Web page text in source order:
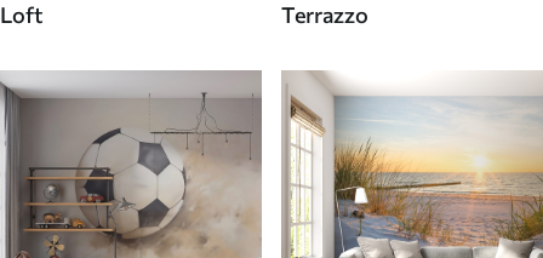
Loft Terrazzo